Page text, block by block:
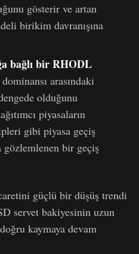
gösterir ve artan
birikim davranışına
bağlı bir RHODL
arasındaki
olduğunu
piyasaların
gibi piyasa geçiş
gözlemlenen bir geçiş
güçlü bir düşüş trendi
servet bakiyesinin uzun
kaymaya devam